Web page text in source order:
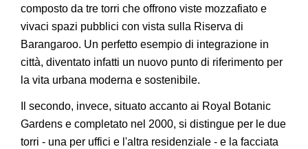
composto da tre torri che offrono viste mozzafiato e
vivaci spazi pubblici con vista sulla Riserva di
Barangaroo. Un perfetto esempio di integrazione in
città, diventato infatti un nuovo punto di riferimento per
la vita urbana moderna e sostenibile.
Il secondo, invece, situato accanto ai Royal Botanic
Gardens e completato nel 2000, si distingue per le due
torri - una per uffici e l'altra residenziale - e la facciata